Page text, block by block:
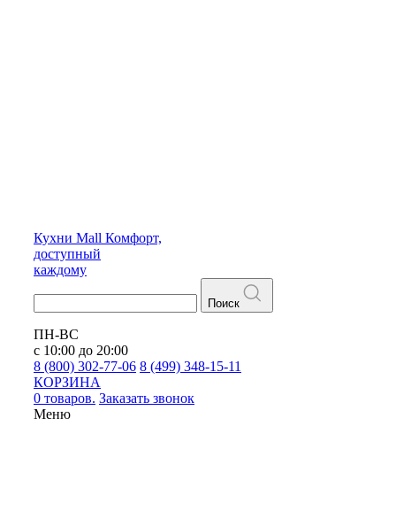
Кухни Mall Комфорт,
доступный
каждому
Поиск
ПН-ВС
с 10:00 до 20:00
8 (800) 302-77-06 8 (499) 348-15-11
КОРЗИНА
0 товаров. Заказать звонок
Меню